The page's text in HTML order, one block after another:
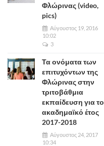
Φλώρινας (video,
pics)
Αύγουστος 19, 2016
10:02
3
Τα ονόματα των
επιτυχόντων της
Φλώρινας στην
τριτοβάθμια
εκπαίδευση για το
ακαδημαϊκό έτος
2017-2018
Αύγουστος 24, 2017
10:34